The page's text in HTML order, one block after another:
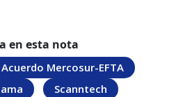
en esta nota
Acuerdo Mercosur-EFTA
Scanntech